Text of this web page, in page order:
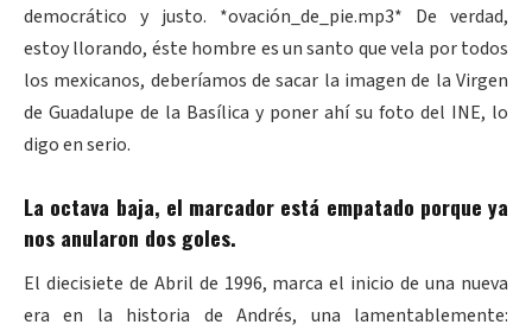
democrático y justo. *ovación_de_pie.mp3* De verdad,
estoy llorando, éste hombre es un santo que vela por todos
los mexicanos, deberíamos de sacar la imagen de la Virgen
de Guadalupe de la Basílica y poner ahí su foto del INE, lo
digo en serio.
La octava baja, el marcador está empatado porque ya
nos anularon dos goles.
El diecisiete de Abril de 1996, marca el inicio de una nueva
era en la historia de Andrés, una lamentablemente: